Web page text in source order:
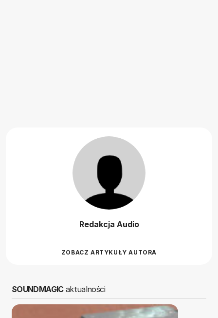
Redakcja Audio
ZOBACZ ARTYKUŁY AUTORA
SOUNDMAGICaktualności